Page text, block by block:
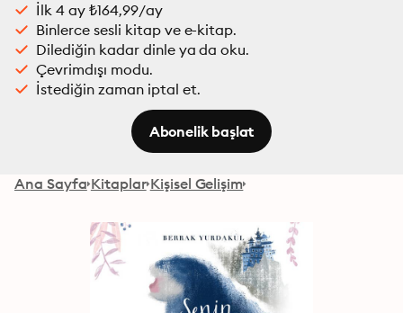
İlk 4 ay ₺164,99/ay
Binlerce sesli kitap ve e-kitap.
Dilediğin kadar dinle ya da oku.
Çevrimdışı modu.
İstediğin zaman iptal et.
Abonelik başlat
Ana Sayfa Kitaplar Kişisel Gelişim